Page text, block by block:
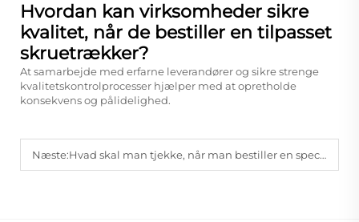
Hvordan kan virksomheder sikre
kvalitet, når de bestiller en tilpasset
skruetrækker?
At samarbejde med erfarne leverandører og sikre strenge
kvalitetskontrolprocesser hjælper med at opretholde
konsekvens og pålidelighed.
Næste:Hvad skal man tjekke, når man bestiller en specialtilpasset skruetrækker i bulk?